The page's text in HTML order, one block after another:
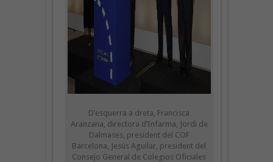
D’esquerra a dreta, Francisca
Aranzana, directora d’Infarma, Jordi de
Dalmases, president del COF
Barcelona, Jesús Aguilar, president del
Consejo General de Colegios Oficiales